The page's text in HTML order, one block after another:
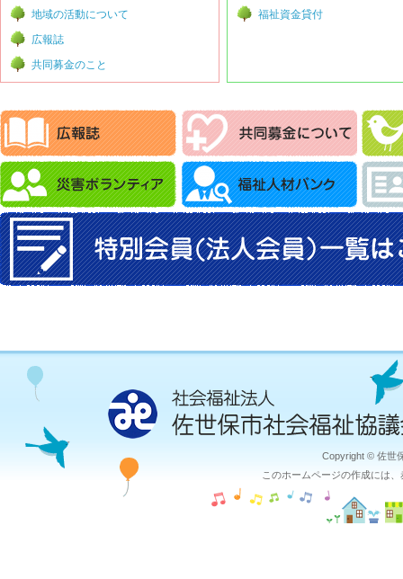
地域の活動について
広報誌
共同募金のこと
福祉資金貸付
Copyright © 佐世
このホームページの作成には